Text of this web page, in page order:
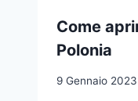
Come
Polonia
9 Gennaio 2023